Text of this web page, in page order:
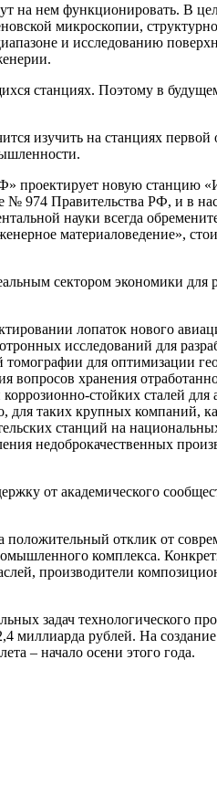
на нем функционировать. В
микроскопии,
и исследованию
станциях. Поэтому в
изучить на станциях первой
проектирует новую станцию
№ 974 Правительства РФ, и в
науки всегда
материаловедение»,
сектором экономики для
лопаток нового
исследований для
для оптимизации
вопросов хранения
стойких сталей для
для таких крупных компаний,
станций на
недоброкачественных
от академического
положительный отклик от
комплекса.
производители
задач технологического
миллиарда рублей. На
– начало осени этого года.